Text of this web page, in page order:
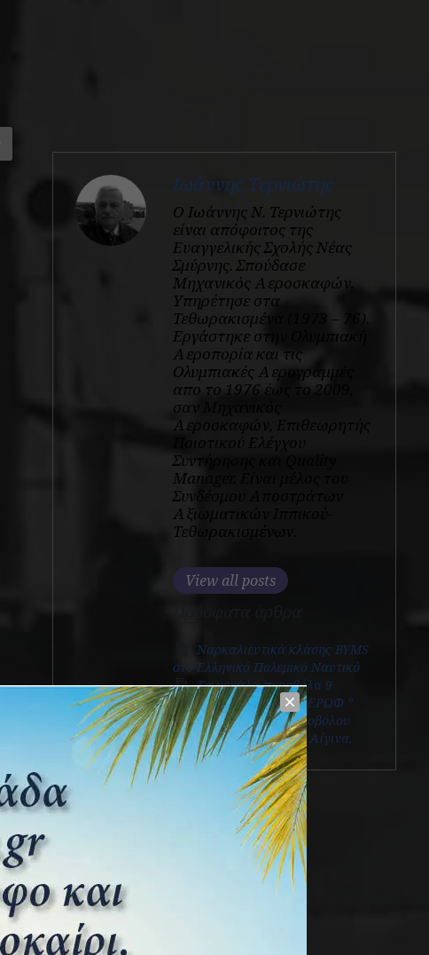
Ιωάννης Τερνιώτης
Ο Ιωάννης Ν. Τερνιώτης
είναι απόφοιτος της
Ευαγγελικής Σχολής Νέας
Σμύρνης. Σπούδασε
Μηχανικός Αεροσκαφών.
Υπηρέτησε στα
Τεθωρακισμένα (1973 – 76).
Εργάστηκε στην Ολυμπιακή
Αεροπορία και τις
Ολυμπιακές Αερογραμμές
απο το 1976 έως το 2009,
σαν Μηχανικός
Αεροσκαφών, Επιθεωρητής
Συντήρησης και Quality
Manager. Eίναι μέλος του
Συνδέσμου Αποστράτων
Αξιωματικών Ιππικού-
Τεθωρακισμένων.
View all posts
Ναρκαλιευτικά κλάσης ΒΥMS
στο Ελληνικό Πολεμικό Ναυτικό
Τα μεγάλα πυροβόλα 9
ιντσών του Θ/Κ “ Γ. ΑΒΕΡΩΦ ”
Ενας σωλήνας πυροβόλου
Pouteaux 155mm στην Αίγινα.